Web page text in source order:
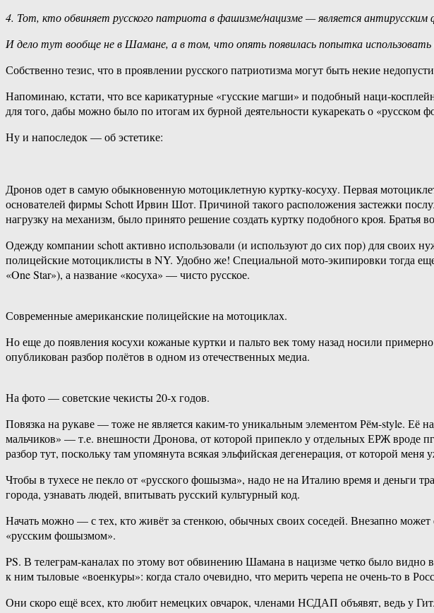
4. Тот, кто обвиняет русского патриота в фашизме/нацизме — является
И дело тут вообще не в Шамане, а в том, что опять появилась попытка использовать
Собственно тезис, что в проявлении русского патриотизма могут быть некие
Напоминаю, кстати, что все карикатурные «гусские магши» и подобный наци-
для того, дабы можно было по итогам их бурной деятельности кукарекать о «русском
Ну и напоследок — об эстетике:
Дронов одет в самую обыкновенную мотоциклетную куртку-косуху. Первая
основателей фирмы Schott Ирвин Шот. Причиной такого расположения застежки
нагрузку на механизм, было принято решение создать куртку подобного кроя.
Одежду компании schott активно использовали (и используют до сих пор) для своих
полицейские мотоциклисты в NY. Удобно же! Специальной мото-экипировки тогда
«One Star»), а название «косуха» — чисто русское.
Современные американские полицейские на мотоциклах.
Но еще до появления косухи кожаные куртки и пальто век тому назад носили
опубликован разбор полётов в одном из отечественных медиа.
На фото — советские чекисты 20-х годов.
Повязка на рукаве — тоже не является каким-то уникальным элементом Рём-style. Её
мальчиков» — т.е. внешности Дронова, от которой припекло у отдельных ЕРЖ вроде
разбор тут, поскольку там упомянута всякая эльфийская дегенерация, от которой меня
Чтобы в тухесе не пекло от «русского фошызма», надо не на Италию время и деньги
города, узнавать людей, впитывать русский культурный код.
Начать можно — с тех, кто живёт за стенкою, обычных своих соседей. Внезапно
«русским фошызмом».
PS. В телеграм-каналах по этому вот обвинению Шамана в нацизме четко было
к ним тыловые «военкуры»: когда стало очевидно, что мерить черепа не очень-то в
Они скоро ещё всех, кто любит немецких овчарок, членами НСДАП объявят, ведь у